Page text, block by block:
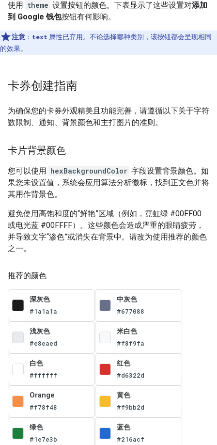
使用 theme 设置按钮的颜色。下表显示了这些设置对添加
到 Google 钱包按钮有何影响。
注意 ： text 属性已弃用。不论选择哪种类别，该按钮都会呈现相同
的效果。
卡券创建指南
为确保您的卡券外观精美且功能完善，请遵循以下关于字符
数限制、通知、背景颜色和主打图片的准则。
卡片背景颜色
您可以使用 hexBackgroundColor 字段设置背景颜色。如
果您未设置值，系统会应用算法分析徽标，找到正文色并将
其用作背景色。
避免使用高饱和度的“鲜艳”区域（例如，霓虹绿 #00FF00
或电光蓝 #00FFFF）。这些颜色会造成严重的眼睛疲劳，
并导致文字“渗色”或消失在背景中。请改为使用推荐的颜色
之一。
推荐的颜色
深灰色
#1a1a1a
中灰色
#677088
浅灰色
#e8eaed
米白色
#f8f9fa
白色
#ffffff
红色
#d6322d
Orange
#f78f48
黄色
#f9bb2d
绿色
#1e7e3b
蓝色
#216acf